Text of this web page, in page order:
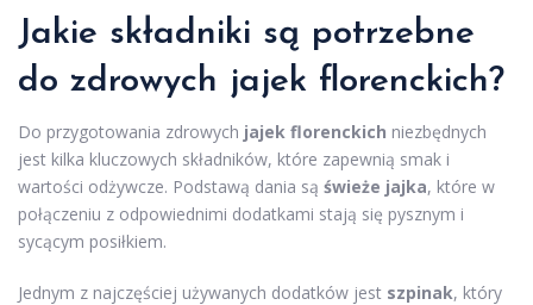
Jakie składniki są potrzebne
do zdrowych jajek florenckich?
Do przygotowania zdrowych jajek florenckich niezbędnych
jest kilka kluczowych składników, które zapewnią smak i
wartości odżywcze. Podstawą dania są świeże jajka, które w
połączeniu z odpowiednimi dodatkami stają się pysznym i
sycącym posiłkiem.
Jednym z najczęściej używanych dodatków jest szpinak, który